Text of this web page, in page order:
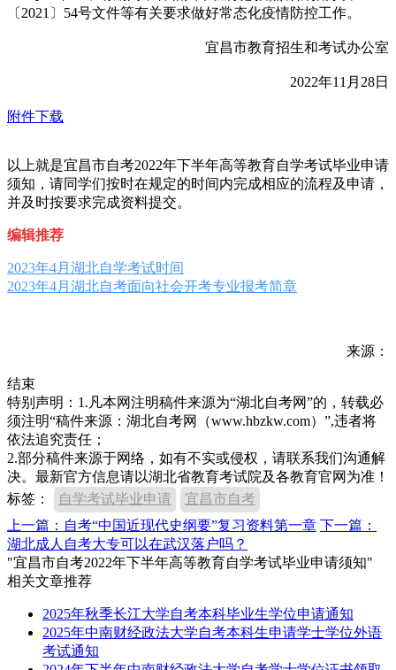
〔2021〕54号文件等有关要求做好常态化疫情防控工作。
宜昌市教育招生和考试办公室
2022年11月28日
附件下载
以上就是宜昌市自考2022年下半年高等教育自学考试毕业申请
须知，请同学们按时在规定的时间内完成相应的流程及申请，
并及时按要求完成资料提交。
编辑推荐
2023年4月湖北自学考试时间
2023年4月湖北自考面向社会开考专业报考简章
来源：
结束
特别声明：1.凡本网注明稿件来源为“湖北自考网”的，转载必
须注明“稿件来源：湖北自考网（www.hbzkw.com）”,违者将
依法追究责任；
2.部分稿件来源于网络，如有不实或侵权，请联系我们沟通解
决。最新官方信息请以湖北省教育考试院及各教育官网为准！
标签：
自学考试毕业申请
宜昌市自考
上一篇：自考“中国近现代史纲要”复习资料第一章 下一篇：
湖北成人自考大专可以在武汉落户吗？
"宜昌市自考2022年下半年高等教育自学考试毕业申请须知"
相关文章推荐
2025年秋季长江大学自考本科毕业生学位申请通知
2025年中南财经政法大学自考本科生申请学士学位外语
考试通知